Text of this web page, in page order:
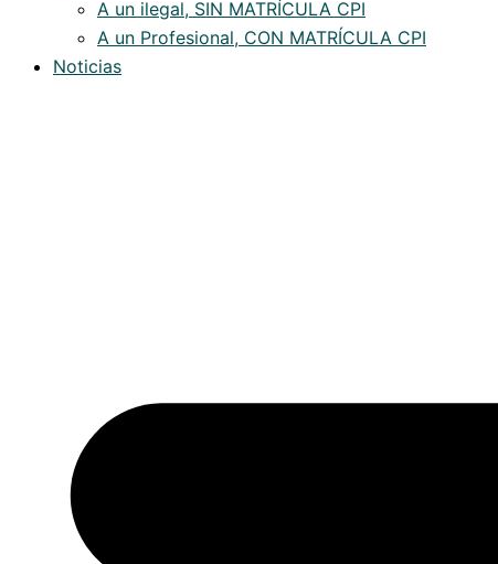
A un ilegal, SIN MATRÍCULA CPI
A un Profesional, CON MATRÍCULA CPI
Noticias